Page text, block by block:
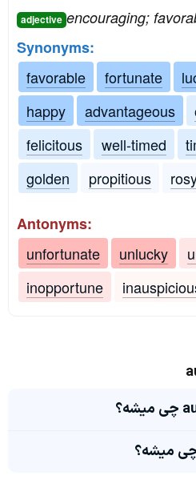
adjective encouraging;
Synonyms:
favorable
fortunate
happy
advantageous
felicitous
well-timed
golden
propitious
Antonyms:
unfortunate
unlucky
inopportune